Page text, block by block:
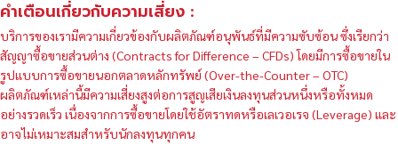
คำเตือนเกี่ยวกับความเสี่ยง :
บริการของเรามีความเกี่ยวข้องกับผลิตภัณฑ์อนุพันธ์ที่มีความซับซ้อน ซึ่งเรียกว่า
สัญญาซื้อขายส่วนต่าง (Contracts for Difference – CFDs) โดยมีการซื้อขายใน
รูปแบบการซื้อขายนอกตลาดหลักทรัพย์ (Over-the-Counter – OTC)
ผลิตภัณฑ์เหล่านี้มีความเสี่ยงสูงต่อการสูญเสียเงินลงทุนส่วนหนึ่งหรือทั้งหมด
อย่างรวดเร็ว เนื่องจากการซื้อขายโดยใช้อัตราทดหรือเลเวอเรจ (Leverage) และ
อาจไม่เหมาะสมสำหรับนักลงทุนทุกคน